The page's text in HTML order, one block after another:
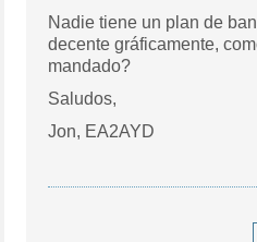
Nadie tiene un plan de
decente gráficamente,
mandado?
Saludos,
Jon, EA2AYD